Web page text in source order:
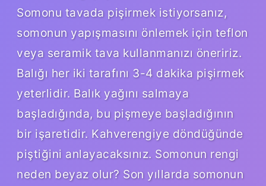
Somonu tavada pişirmek istiyorsanız,
somonun yapışmasını önlemek için teflon
veya seramik tava kullanmanızı öneririz.
Balığı her iki tarafını 3-4 dakika pişirmek
yeterlidir. Balık yağını salmaya
başladığında, bu pişmeye başladığının
bir işaretidir. Kahverengiye döndüğünde
piştiğini anlayacaksınız. Somonun rengi
neden beyaz olur? Son yıllarda somonun